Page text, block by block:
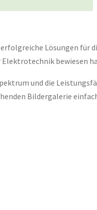
Lösungen für
bewiesen
und die
Bildergalerie